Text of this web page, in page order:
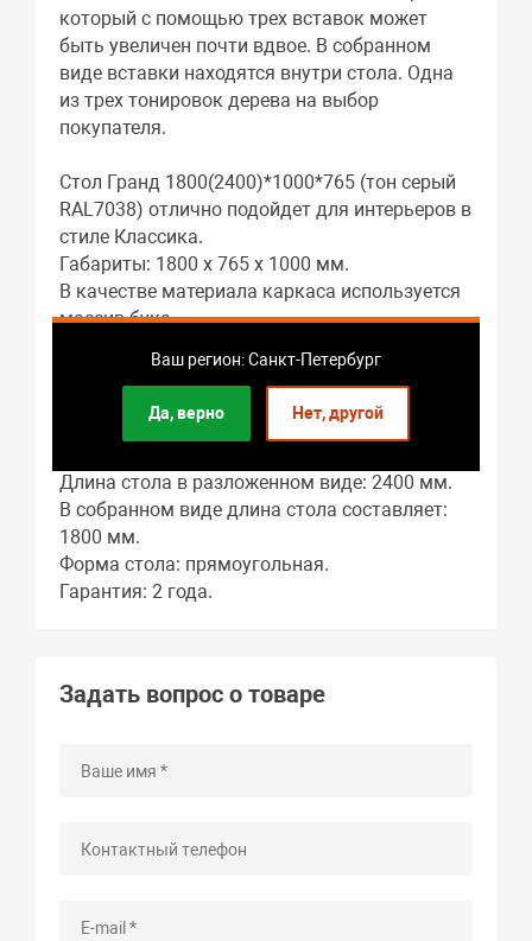
Ваш регион: Санкт-Петербург
Да, верно Нет, другой
который с помощью трех вставок может
быть увеличен почти вдвое. В собранном
виде вставки находятся внутри стола. Одна
из трех тонировок дерева на выбор
покупателя.
Стол Гранд 1800(2400)*1000*765 (тон серый
RAL7038) отлично подойдет для интерьеров в
стиле Классика.
Габариты: 1800 x 765 x 1000 мм.
В качестве материала каркаса используется
массив бука.
Материалом столешницы служит МДФ шпон
Подстолье: массив бука.
Гостиная – это основное предназначение
Длина стола в разложенном виде: 2400 мм.
В собранном виде длина стола составляет:
1800 мм.
Форма стола: прямоугольная.
Гарантия: 2 года.
Задать вопрос о товаре